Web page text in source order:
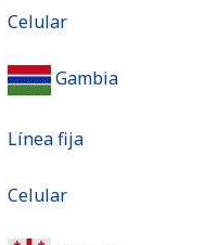
Celular
Gambia
Línea fija
Celular